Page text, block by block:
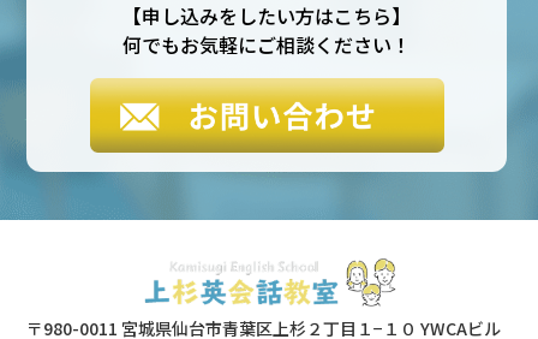
【申し込みをしたい方はこちら】
何でもお気軽にご相談ください！
〒980-0011 宮城県仙台市青葉区上杉２丁目１−１０ YWCAビル